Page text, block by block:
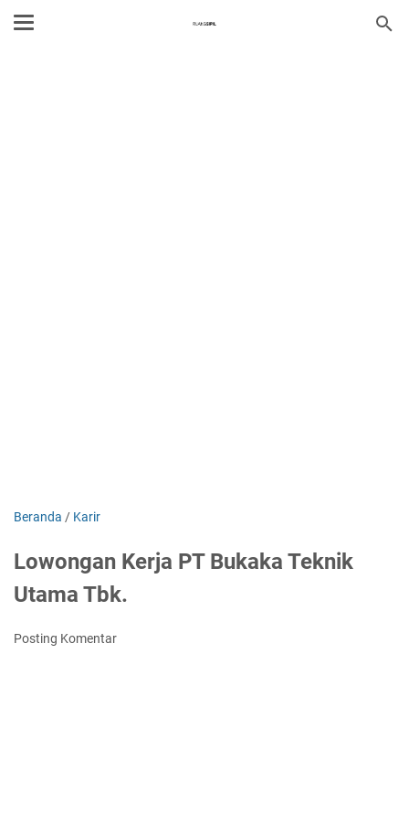
Beranda / Karir
Lowongan Kerja PT Bukaka Teknik
Utama Tbk.
Posting Komentar